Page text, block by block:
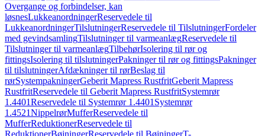
Overgange og forbindelser, kan
løsnesLukkeanordningerReservedele til
LukkeanordningerTilslutningerReservedele til TilslutningerFordeler
med gevindsamlingTilslutninger til varmeanlægReservedele til
Tilslutninger til varmeanlægTilbehørIsolering til rør og
fittingsIsolering til tilslutningerPakninger til rør og fittingsPakninger
til tilslutningerAfdækninger til rørBeslag til
rørSystempakningerGeberit Mapress RustfritGeberit Mapress
RustfritReservedele til Geberit Mapress RustfritSystemrør
1.4401Reservedele til Systemrør 1.4401 Systemrør
1.4521NippelrørMufferReservedele til
MufferReduktionerReservedele til
ReduktionerBøjningerReservedele til BøjningerT-